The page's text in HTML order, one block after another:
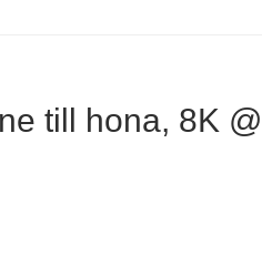
till hona, 8K